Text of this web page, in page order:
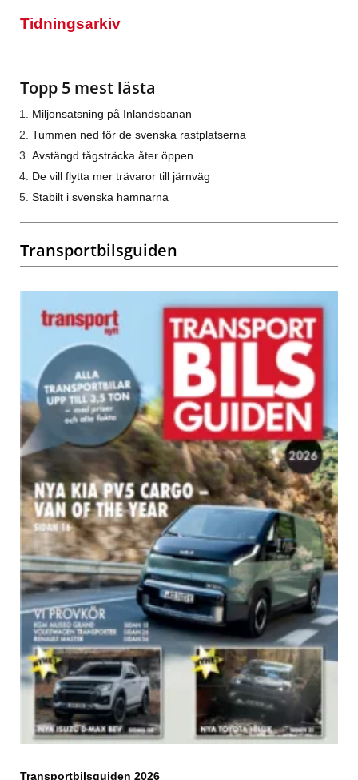
Tidningsarkiv
Topp 5 mest lästa
Miljonsatsning på Inlandsbanan
Tummen ned för de svenska rastplatserna
Avstängd tågsträcka åter öppen
De vill flytta mer trävaror till järnväg
Stabilt i svenska hamnarna
Transportbilsguiden
Transportbilsguiden 2026